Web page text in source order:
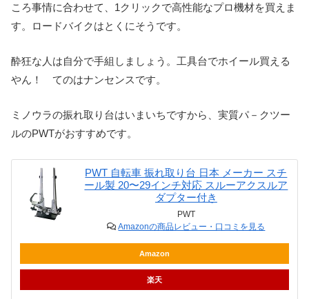
ころ事情に合わせて、1クリックで高性能なプロ機材を買えま
す。ロードバイクはとくにそうです。
酔狂な人は自分で手組しましょう。工具台でホイール買える
やん！ てのはナンセンスです。
ミノウラの振れ取り台はいまいちですから、実質パ－クツー
ルのPWTがおすすめです。
PWT 自転車 振れ取り台 日本 メーカー スチ
ール製 20〜29インチ対応 スルーアクスルア
ダプター付き
PWT
Amazonの商品レビュー・口コミを見る
Amazon
楽天